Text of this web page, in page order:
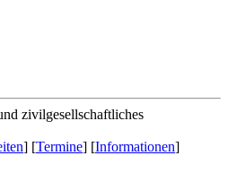
zivilgesellschaftliches
] [Termine] [Informationen]